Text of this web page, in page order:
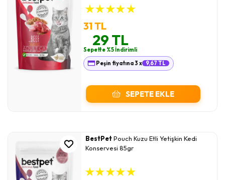
★★★★★
31 TL
29 TL
Sepette %5 İndirimli
Peşin fiyatına 3 x
9,67 TL
SEPETE EKLE
BestPetPouch Kuzu Etli Yetişkin Kedi
Konservesi 85gr
★★★★★